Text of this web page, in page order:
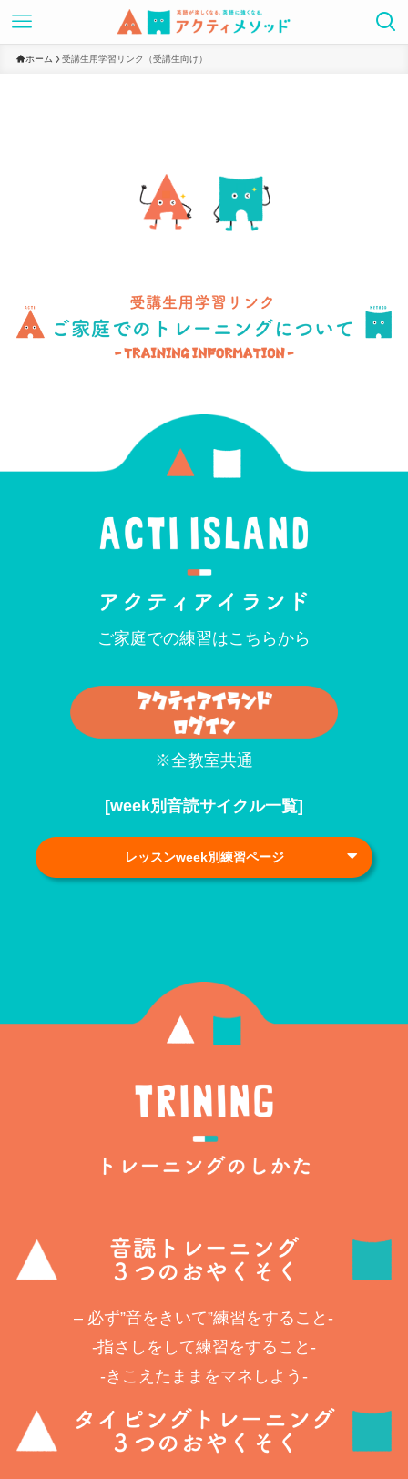
ホーム 受講生用学習リンク（受講生向け）
ご家庭での練習はこちらから
※全教室共通
[week別音読サイクル一覧]
レッスンweek別練習ページ
– 必ず”音をきいて”練習をすること-
-指さしをして練習をすること-
-きこえたままをマネしよう-